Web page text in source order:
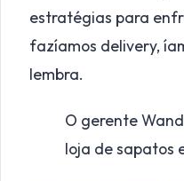
estratégias para
fazíamos delivery,
lembra.
O gerente
loja de sapatos